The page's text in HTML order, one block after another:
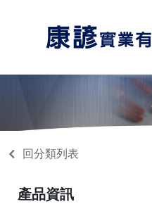
回分類列表
產品資訊